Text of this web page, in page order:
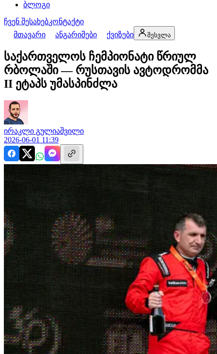
ბლოგი
ჩვენ შესახებკონტაქტი
მთავარი
ანგარიშები ქვიზები შესვლა
საქართველოს ჩემპიონატი წრიულ
რბოლაში — რუსთავის ავტოდრომმა
II ეტაპს უმასპინძლა
ირაკლი გულიაშვილი
2026-06-01 11:39